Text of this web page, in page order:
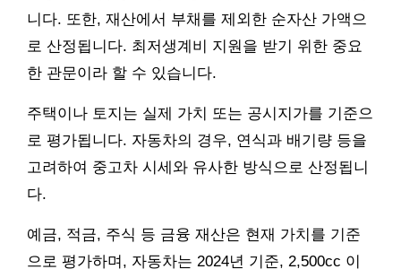
니다. 또한, 재산에서 부채를 제외한 순자산 가액으
로 산정됩니다. 최저생계비 지원을 받기 위한 중요
한 관문이라 할 수 있습니다.
주택이나 토지는 실제 가치 또는 공시지가를 기준으
로 평가됩니다. 자동차의 경우, 연식과 배기량 등을
고려하여 중고차 시세와 유사한 방식으로 산정됩니
다.
예금, 적금, 주식 등 금융 재산은 현재 가치를 기준
으로 평가하며, 자동차는 2024년 기준, 2,500cc 이